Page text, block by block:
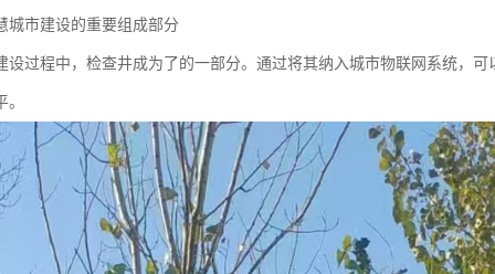
城市建设的重要组成部分
设过程中，检查井成为了的一部分。通过将其纳入城市物联网系统，